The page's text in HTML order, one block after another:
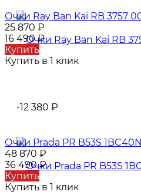
Очки Ray Ban Kai RB 3757
25 870 ₽
16 490₽
Купить
Купить в 1 клик
-12 380 ₽
Очки Prada PR B53S 1BC40N
48 870 ₽
36 490₽
Купить
Купить в 1 клик